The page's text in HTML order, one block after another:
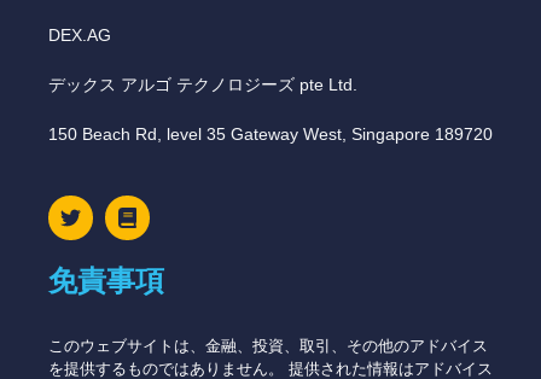
DEX.AG
デックス アルゴ テクノロジーズ pte Ltd.
150 Beach Rd, level 35 Gateway West, Singapore 189720
免責事項
このウェブサイトは、金融、投資、取引、その他のアドバイス
を提供するものではありません。 提供された情報はアドバイス